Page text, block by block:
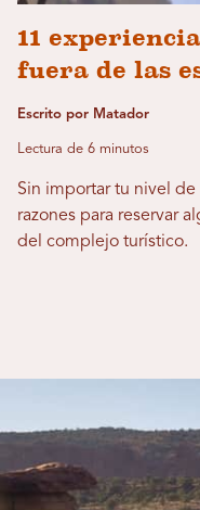
11
fuera de las
Escrito por Matador
Lectura de 6 minutos
Sin importar tu nivel de
razones para reservar
del complejo turístico.